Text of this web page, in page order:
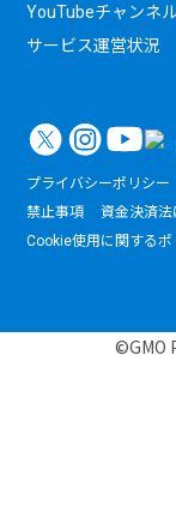
YouTubeチャンネ
サービス運営状況
プライバシーポリシー
禁止事項
資金決済
Cookie使用に関するポ
©GMO